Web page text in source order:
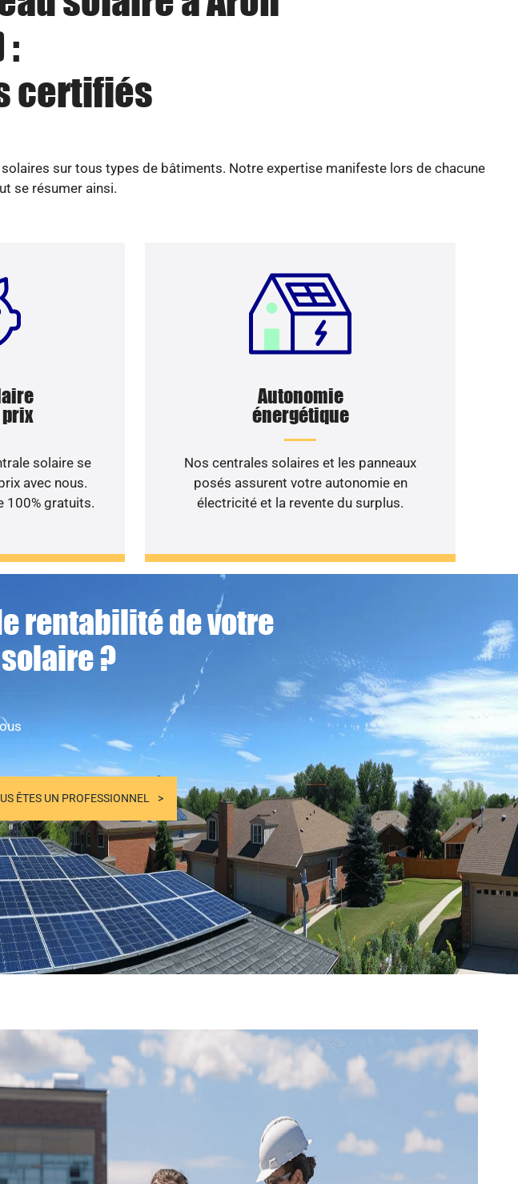
:
certifiés
sur tous types de bâtiments. Notre expertise manifeste lors de chacune
se résumer ainsi.
solaire se
avec nous.
100% gratuits.
Autonomie
énergétique
Nos centrales solaires et les panneaux
posés assurent votre autonomie en
électricité et la revente du surplus.
rentabilité de votre
?
ÊTES UN PROFESSIONNEL